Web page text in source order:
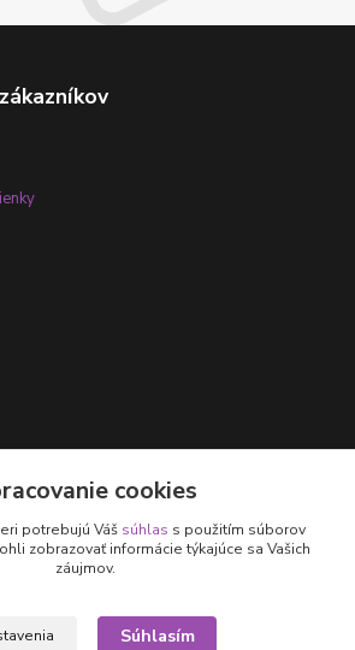
cookies
potrebujú Váš súhlas s použitím súborov
zobrazovať informácie týkajúce sa Vašich
záujmov.
Súhlasím